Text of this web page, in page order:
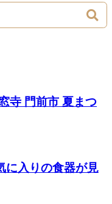
寺 門前市 夏まつ
に入りの食器が見